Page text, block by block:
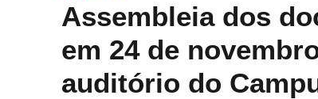
Assembleia dos
em 24 de
auditório do